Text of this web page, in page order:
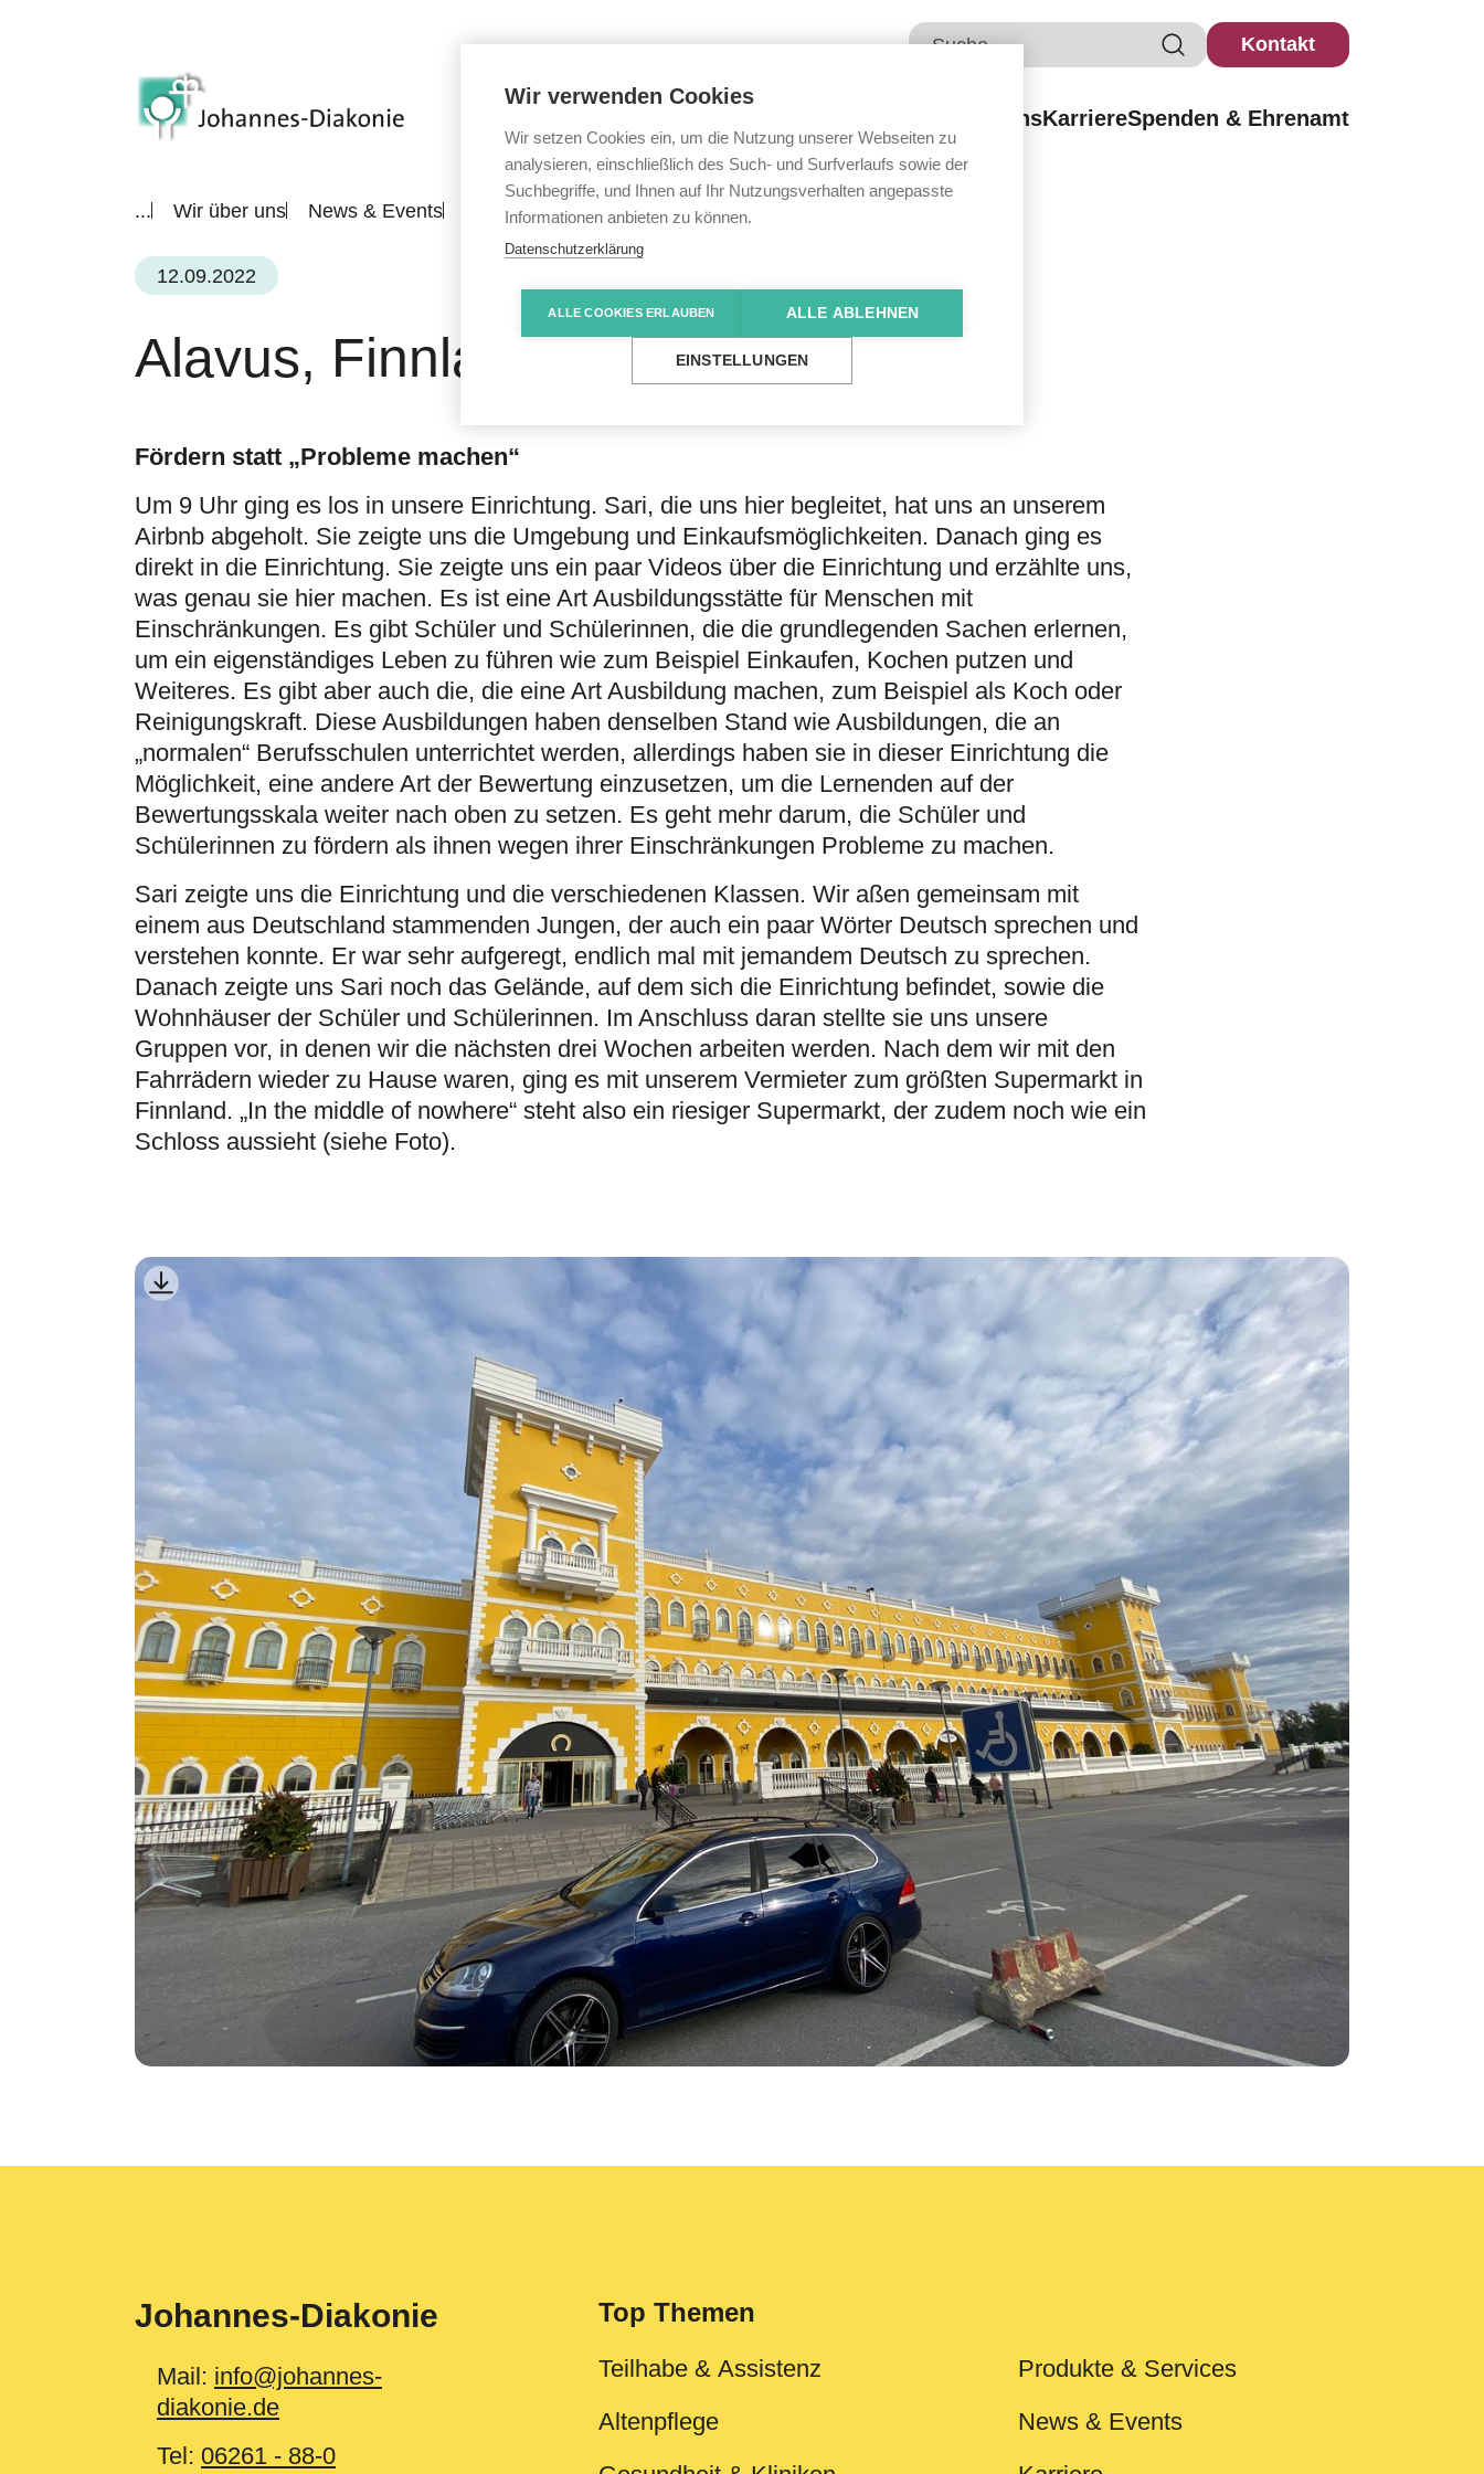
Kontakt
Wir über unsKarriereSpenden & Ehrenamt
... Wir über uns News & Events Alle News Alavus, Finnland
12.09.2022
Alavus, Finnland
Fördern statt „Probleme machen“
Um 9 Uhr ging es los in unsere Einrichtung. Sari, die uns hier begleitet, hat uns an unserem
Airbnb abgeholt. Sie zeigte uns die Umgebung und Einkaufsmöglichkeiten. Danach ging es
direkt in die Einrichtung. Sie zeigte uns ein paar Videos über die Einrichtung und erzählte uns,
was genau sie hier machen. Es ist eine Art Ausbildungsstätte für Menschen mit
Einschränkungen. Es gibt Schüler und Schülerinnen, die die grundlegenden Sachen erlernen,
um ein eigenständiges Leben zu führen wie zum Beispiel Einkaufen, Kochen putzen und
Weiteres. Es gibt aber auch die, die eine Art Ausbildung machen, zum Beispiel als Koch oder
Reinigungskraft. Diese Ausbildungen haben denselben Stand wie Ausbildungen, die an
„normalen“ Berufsschulen unterrichtet werden, allerdings haben sie in dieser Einrichtung die
Möglichkeit, eine andere Art der Bewertung einzusetzen, um die Lernenden auf der
Bewertungsskala weiter nach oben zu setzen. Es geht mehr darum, die Schüler und
Schülerinnen zu fördern als ihnen wegen ihrer Einschränkungen Probleme zu machen.
Sari zeigte uns die Einrichtung und die verschiedenen Klassen. Wir aßen gemeinsam mit
einem aus Deutschland stammenden Jungen, der auch ein paar Wörter Deutsch sprechen und
verstehen konnte. Er war sehr aufgeregt, endlich mal mit jemandem Deutsch zu sprechen.
Danach zeigte uns Sari noch das Gelände, auf dem sich die Einrichtung befindet, sowie die
Wohnhäuser der Schüler und Schülerinnen. Im Anschluss daran stellte sie uns unsere
Gruppen vor, in denen wir die nächsten drei Wochen arbeiten werden. Nach dem wir mit den
Fahrrädern wieder zu Hause waren, ging es mit unserem Vermieter zum größten Supermarkt in
Finnland. „In the middle of nowhere“ steht also ein riesiger Supermarkt, der zudem noch wie ein
Schloss aussieht (siehe Foto).
Johannes-Diakonie
Mail: info@johannes-
diakonie.de
Tel: 06261 - 88-0
Top Themen
Teilhabe & Assistenz
Altenpflege
Produkte & Services
News & Events
Wir verwenden Cookies
Wir setzen Cookies ein, um die Nutzung unserer Webseiten zu
analysieren, einschließlich des Such- und Surfverlaufs sowie der
Suchbegriffe, und Ihnen auf Ihr Nutzungsverhalten angepasste
Informationen anbieten zu können.
Datenschutzerklärung
ALLE COOKIES ERLAUBEN ALLE ABLEHNEN
EINSTELLUNGEN